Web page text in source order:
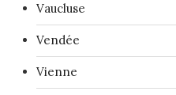
Vaucluse
Vendée
Vienne